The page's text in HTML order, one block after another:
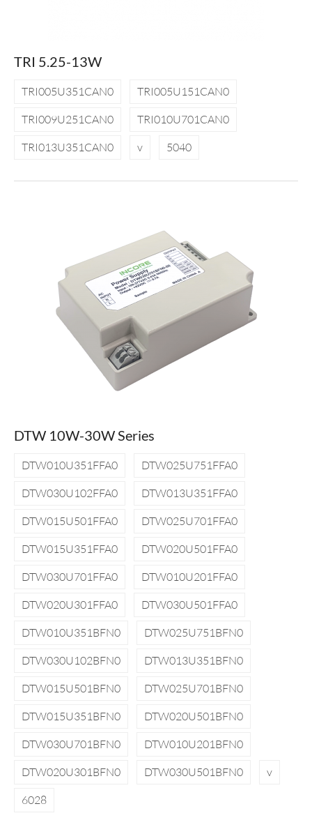
TRI 5.25-13W
TRI005U351CAN0
TRI005U151CAN0
TRI009U251CAN0
TRI010U701CAN0
TRI013U351CAN0
v 5040
DTW 10W-30W Series
DTW010U351FFA0
DTW025U751FFA0
DTW030U102FFA0
DTW013U351FFA0
DTW015U501FFA0
DTW025U701FFA0
DTW015U351FFA0
DTW020U501FFA0
DTW030U701FFA0
DTW010U201FFA0
DTW020U301FFA0
DTW030U501FFA0
DTW010U351BFN0
DTW025U751BFN0
DTW030U102BFN0
DTW013U351BFN0
DTW015U501BFN0
DTW025U701BFN0
DTW015U351BFN0
DTW020U501BFN0
DTW030U701BFN0
DTW010U201BFN0
DTW020U301BFN0
DTW030U501BFN0
v
6028